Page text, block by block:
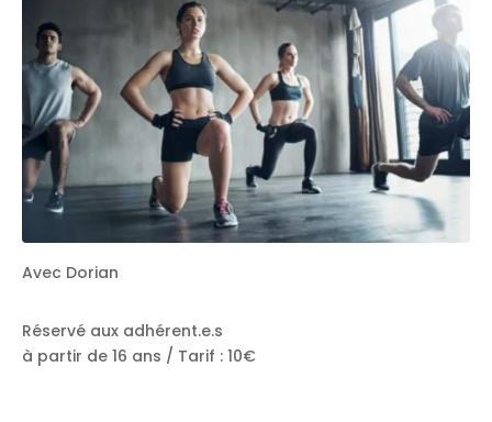
Avec Dorian
Réservé aux adhérent.e.s
à partir de 16 ans / Tarif : 10€